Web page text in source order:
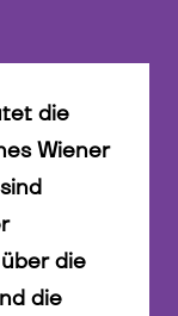
die
Wiener
die
die